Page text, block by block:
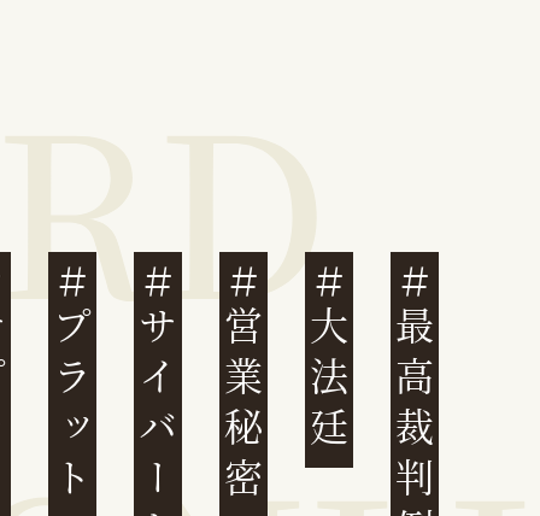
営業秘密 大法廷 最高裁判例